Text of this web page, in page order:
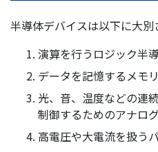
半導体デバイスは以下に大別
演算を行うロジック半
データを記憶するメモ
光、音、温度などの連
制御するためのアナロ
高電圧や大電流を扱う